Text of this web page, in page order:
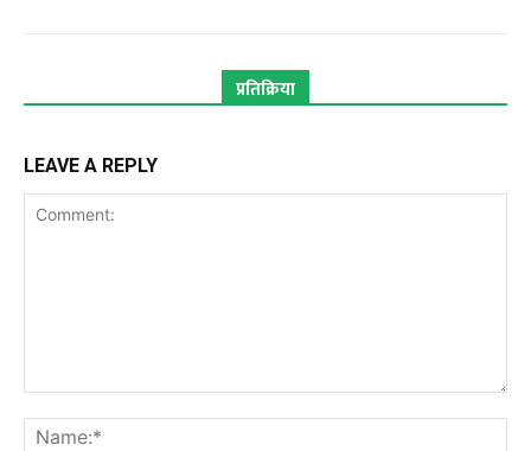
प्रतिक्रिया
LEAVE A REPLY